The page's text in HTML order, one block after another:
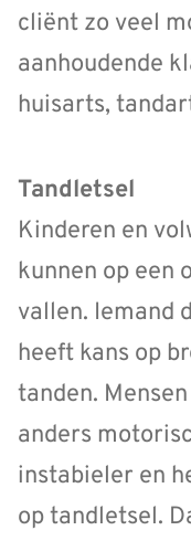
cliënt zo veel
aanhoudende
huisarts,
Tandletsel
Kinderen en
kunnen op een
vallen. Iemand
heeft kans op
tanden.
anders
instabieler en
op tandletsel.